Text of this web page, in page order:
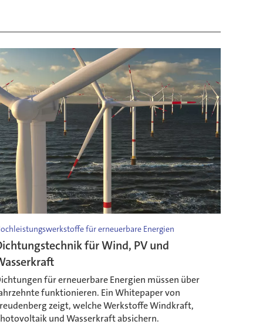
für erneuerbare Energien
für Wind, PV und
für erneuerbare Energien müssen über
funktionieren. Ein Whitepaper von
zeigt, welche Werkstoffe Windkraft,
und Wasserkraft absichern.